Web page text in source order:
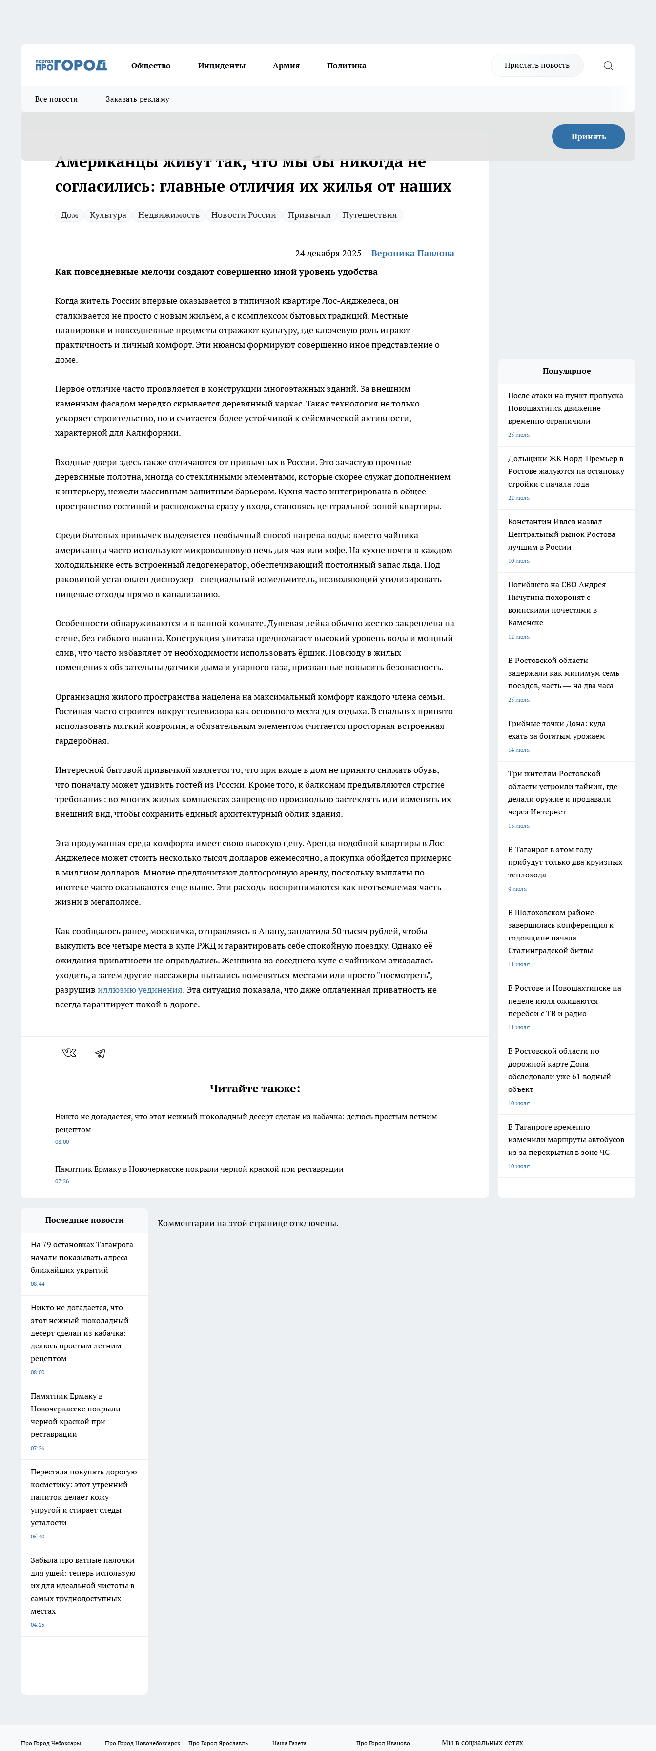
Общество Инциденты Армия Политика Прислать новость
Все новости Заказать рекламу
Принять
Американцы живут так, что мы бы никогда не
согласились: главные отличия их жилья от наших
Дом Культура Недвижимость Новости России Привычки Путешествия
24 декабря 2025
Вероника Павлова
Как повседневные мелочи создают совершенно иной уровень удобства
Когда житель России впервые оказывается в типичной квартире Лос-Анджелеса, он
сталкивается не просто с новым жильем, а с комплексом бытовых традиций. Местные
планировки и повседневные предметы отражают культуру, где ключевую роль играют
практичность и личный комфорт. Эти нюансы формируют совершенно иное представление о
доме.
Первое отличие часто проявляется в конструкции многоэтажных зданий. За внешним
каменным фасадом нередко скрывается деревянный каркас. Такая технология не только
ускоряет строительство, но и считается более устойчивой к сейсмической активности,
характерной для Калифорнии.
Входные двери здесь также отличаются от привычных в России. Это зачастую прочные
деревянные полотна, иногда со стеклянными элементами, которые скорее служат дополнением
к интерьеру, нежели массивным защитным барьером. Кухня часто интегрирована в общее
пространство гостиной и расположена сразу у входа, становясь центральной зоной квартиры.
Среди бытовых привычек выделяется необычный способ нагрева воды: вместо чайника
американцы часто используют микроволновую печь для чая или кофе. На кухне почти в каждом
холодильнике есть встроенный ледогенератор, обеспечивающий постоянный запас льда. Под
раковиной установлен диспоузер - специальный измельчитель, позволяющий утилизировать
пищевые отходы прямо в канализацию.
Особенности обнаруживаются и в ванной комнате. Душевая лейка обычно жестко закреплена на
стене, без гибкого шланга. Конструкция унитаза предполагает высокий уровень воды и мощный
слив, что часто избавляет от необходимости использовать ёршик. Повсюду в жилых
помещениях обязательны датчики дыма и угарного газа, призванные повысить безопасность.
Организация жилого пространства нацелена на максимальный комфорт каждого члена семьи.
Гостиная часто строится вокруг телевизора как основного места для отдыха. В спальнях принято
использовать мягкий ковролин, а обязательным элементом считается просторная встроенная
гардеробная.
Интересной бытовой привычкой является то, что при входе в дом не принято снимать обувь,
что поначалу может удивить гостей из России. Кроме того, к балконам предъявляются строгие
требования: во многих жилых комплексах запрещено произвольно застеклять или изменять их
внешний вид, чтобы сохранить единый архитектурный облик здания.
Эта продуманная среда комфорта имеет свою высокую цену. Аренда подобной квартиры в Лос-
Анджелесе может стоить несколько тысяч долларов ежемесячно, а покупка обойдется примерно
в миллион долларов. Многие предпочитают долгосрочную аренду, поскольку выплаты по
ипотеке часто оказываются еще выше. Эти расходы воспринимаются как неотъемлемая часть
жизни в мегаполисе.
Как сообщалось ранее, москвичка, отправляясь в Анапу, заплатила 50 тысяч рублей, чтобы
выкупить все четыре места в купе РЖД и гарантировать себе спокойную поездку. Однако её
ожидания приватности не оправдались. Женщина из соседнего купе с чайником отказалась
уходить, а затем другие пассажиры пытались поменяться местами или просто "посмотреть",
разрушив иллюзию уединения. Эта ситуация показала, что даже оплаченная приватность не
всегда гарантирует покой в дороге.
Читайте также:
Никто не догадается, что этот нежный шоколадный десерт сделан из кабачка: делюсь простым летним
рецептом
08:00
Памятник Ермаку в Новочеркасске покрыли черной краской при реставрации
07:26
Популярное
После атаки на пункт пропуска
Новошахтинск движение
временно ограничили
25 июля
Дольщики ЖК Норд-Премьер в
Ростове жалуются на остановку
стройки с начала года
22 июля
Константин Ивлев назвал
Центральный рынок Ростова
лучшим в России
10 июля
Погибшего на СВО Андрея
Пичугина похоронят с
воинскими почестями в
Каменске
12 июля
В Ростовской области
задержали как минимум семь
поездов, часть — на два часа
25 июля
Грибные точки Дона: куда
ехать за богатым урожаем
14 июля
Три жителям Ростовской
области устроили тайник, где
делали оружие и продавали
через Интернет
13 июля
В Таганрог в этом году
прибудут только два круизных
теплохода
9 июля
В Шолоховском районе
завершилась конференция к
годовщине начала
Сталинградской битвы
11 июля
В Ростове и Новошахтинске на
неделе июля ожидаются
перебои с ТВ и радио
11 июля
В Ростовской области по
дорожной карте Дона
обследовали уже 61 водный
объект
10 июля
В Таганроге временно
изменили маршруты автобусов
из за перекрытия в зоне ЧС
10 июля
Последние новости
На 79 остановках Таганрога
начали показывать адреса
ближайших укрытий
08:44
Никто не догадается, что
этот нежный шоколадный
десерт сделан из кабачка:
делюсь простым летним
рецептом
08:00
Памятник Ермаку в
Новочеркасске покрыли
черной краской при
реставрации
07:26
Перестала покупать дорогую
косметику: этот утренний
напиток делает кожу
упругой и стирает следы
усталости
05:40
Забыла про ватные палочки
для ушей: теперь использую
их для идеальной чистоты в
самых труднодоступных
местах
04:25
Комментарии на этой странице отключены.
Про Город Чебоксары Про Город Новочебоксарск Про Город Ярославль Наша Газета Про Город Иваново Мы в социальных сетях